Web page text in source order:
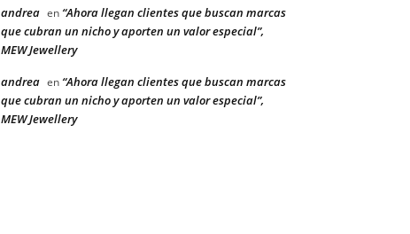
andrea en “Ahora llegan clientes que buscan marcas
que cubran un nicho y aporten un valor especial”,
MEW Jewellery
andrea en “Ahora llegan clientes que buscan marcas
que cubran un nicho y aporten un valor especial”,
MEW Jewellery